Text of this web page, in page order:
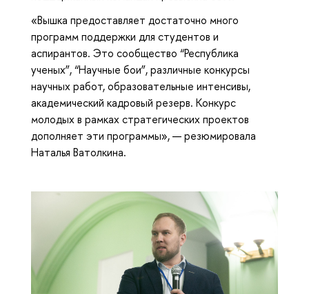
«Вышка предоставляет достаточно много
программ поддержки для студентов и
аспирантов. Это сообщество “Республика
ученых”, “Научные бои”, различные конкурсы
научных работ, образовательные интенсивы,
академический кадровый резерв. Конкурс
молодых в рамках стратегических проектов
дополняет эти программы», — резюмировала
Наталья Ватолкина.